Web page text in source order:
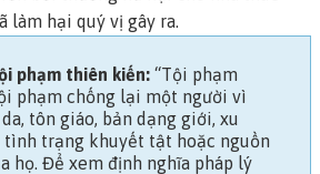
làm hại quý vị gây ra.
phạm thiên kiến: “Tội phạm
phạm chống lại một người vì
tôn giáo, bản dạng giới, xu
tình trạng khuyết tật hoặc nguồn
họ. Để xem định nghĩa pháp lý